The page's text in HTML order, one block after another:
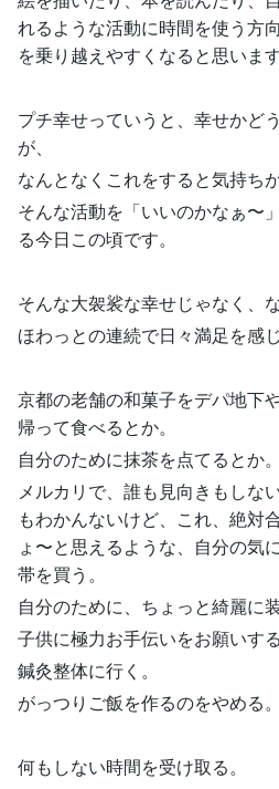
れるような活動に時間を使う方
を乗り越えやすくなると思います
プチ幸せっていうと、幸せかど
が、
なんとなくこれをすると気持ち
そんな活動を「いいのかなぁ〜
る今日この頃です。
そんな大袈裟な幸せじゃなく、
ほわっとの連続で日々満足を感じ
京都の老舗の和菓子をデパ地下
帰って食べるとか。
自分のために抹茶を点てるとか。
メルカリで、誰も見向きもしな
もわかんないけど、これ、絶対
ょ〜と思えるような、自分の気
帯を買う。
自分のために、ちょっと綺麗に装
子供に極力お手伝いをお願いする
鍼灸整体に行く。
がっつりご飯を作るのをやめる。
何もしない時間を受け取る。